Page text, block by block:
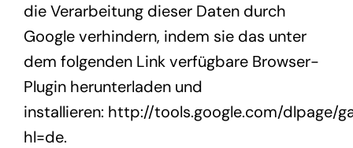
die Verarbeitung dieser Daten durch
Google verhindern, indem sie das unter
dem folgenden Link verfügbare Browser-
Plugin herunterladen und
installieren: http://tools.google.com/dlpage/
hl=de.